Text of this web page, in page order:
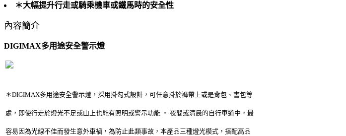
＊大幅提升行走或騎乘機車或鐵馬時的安全性
內容簡介
DIGIMAX多用途安全警示燈
＊DIGIMAX多用途安全警示燈，採用掛勾式設計，可任意掛於褲帶上或是背包、書包等
處，即使行走於燈光不足或山上也能有照明或警示功能 ‧ 夜間或清晨的自行車道中，最
容易因為光線不佳而發生意外車禍，為防止此類事故，本產品三種燈光模式，搭配高品